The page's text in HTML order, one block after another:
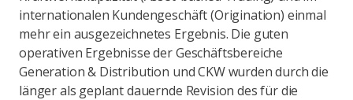
internationalen Kundengeschäft (Origination) einmal
mehr ein ausgezeichnetes Ergebnis. Die guten
operativen Ergebnisse der Geschäftsbereiche
Generation & Distribution und CKW wurden durch die
länger als geplant dauernde Revision des für die